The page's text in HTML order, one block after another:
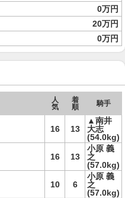
0万円
20万円
0万円
人
気
着
順
騎手
16 13
▲南井
大志
(54.0kg)
16 13
小原 義
之
(57.0kg)
10 6
小原 義
之
(57.0kg)